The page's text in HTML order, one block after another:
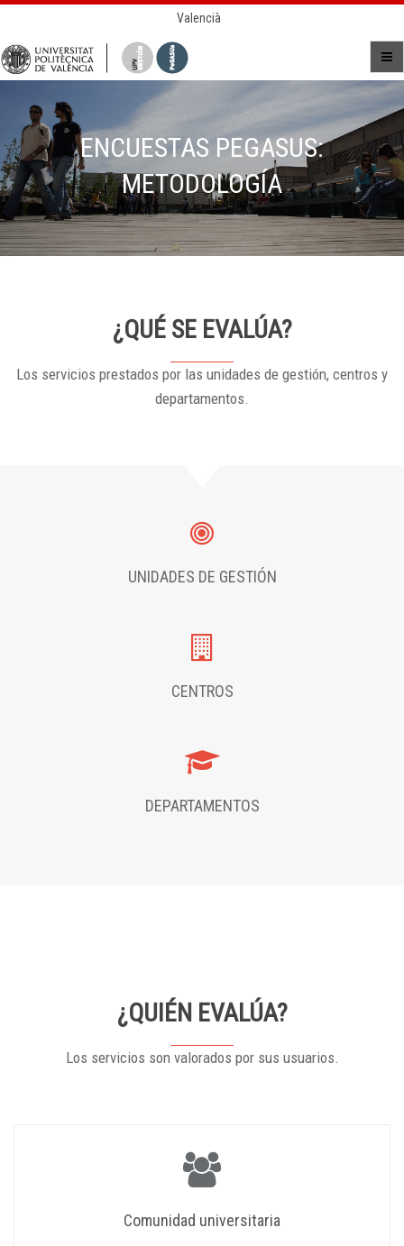
Valencià
ENCUESTAS PEGASUS:
METODOLOGÍA
¿QUÉ SE EVALÚA?
Los servicios prestados por las unidades de gestión, centros y
departamentos.
UNIDADES DE GESTIÓN
CENTROS
DEPARTAMENTOS
¿QUIÉN EVALÚA?
Los servicios son valorados por sus usuarios.
Comunidad universitaria